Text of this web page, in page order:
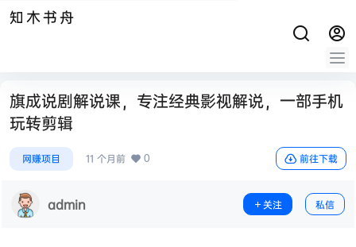
知木书舟
旗成说剧解说课，专注经典影视解说，一部手机
玩转剪辑
网赚项目 11 个月前 0 前往下载
admin 关注 私信